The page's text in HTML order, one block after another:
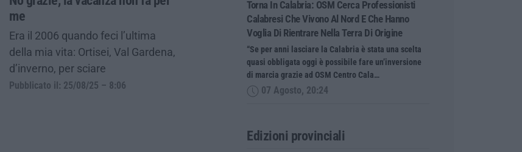
me
Era il 2006 quando feci l’ultima
della mia vita: Ortisei, Val Gardena,
d’inverno, per sciare
Pubblicato il: 25/08/25 – 8:06
Torna In Calabria: OSM Cerca Professionisti
Calabresi Che Vivono Al Nord E Che Hanno
Voglia Di Rientrare Nella Terra Di Origine
“Se per anni lasciare la Calabria è stata una scelta
quasi obbligata oggi è possibile fare un’inversione
di marcia grazie ad OSM Centro Cala…
07 Agosto, 20:24
Edizioni provinciali